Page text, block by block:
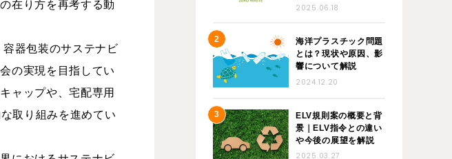
在り方を再考する動
器包装のサステナビ
の実現を目指してい
ャップや、宅配専用
取り組みを進めてい
2025.06.18
海洋プラスチック問題
とは？現状や原因、影
響について解説
2024.12.20
ELV規則案の概要と背
景｜ELV指令との違い
や今後の展望を解説
2025.03.27